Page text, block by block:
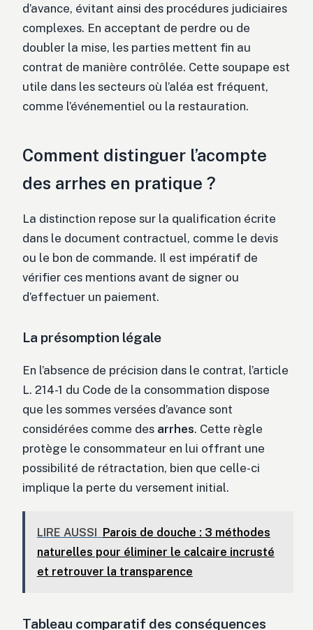
d’avance, évitant ainsi des procédures judiciaires
complexes. En acceptant de perdre ou de
doubler la mise, les parties mettent fin au
contrat de manière contrôlée. Cette soupape est
utile dans les secteurs où l’aléa est fréquent,
comme l’événementiel ou la restauration.
Comment distinguer l’acompte
des arrhes en pratique ?
La distinction repose sur la qualification écrite
dans le document contractuel, comme le devis
ou le bon de commande. Il est impératif de
vérifier ces mentions avant de signer ou
d’effectuer un paiement.
La présomption légale
En l’absence de précision dans le contrat, l’article
L. 214-1 du Code de la consommation dispose
que les sommes versées d’avance sont
considérées comme des arrhes. Cette règle
protège le consommateur en lui offrant une
possibilité de rétractation, bien que celle-ci
implique la perte du versement initial.
LIRE AUSSI
Parois de douche : 3 méthodes
naturelles pour éliminer le calcaire incrusté
et retrouver la transparence
Tableau comparatif des conséquences